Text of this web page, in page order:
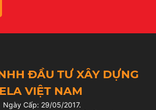
ĐẦU TƯ XÂY DỰNG
VIỆT NAM
Cấp: 29/05/2017.